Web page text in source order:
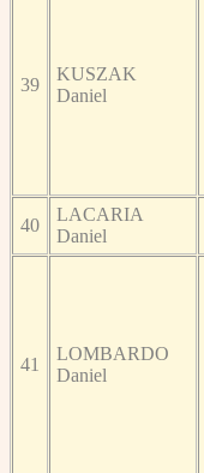
39
KUSZAK
Daniel
40
LACARIA
Daniel
41
LOMBARDO
Daniel